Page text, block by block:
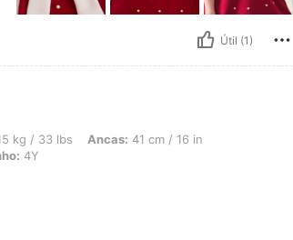
Útil (1)
41 cm / 16 in, Cintura: 41 cm / 16 in, Busto: 41 cm
kg / 33 lbs Ancas: 41 cm / 16 in
4Y